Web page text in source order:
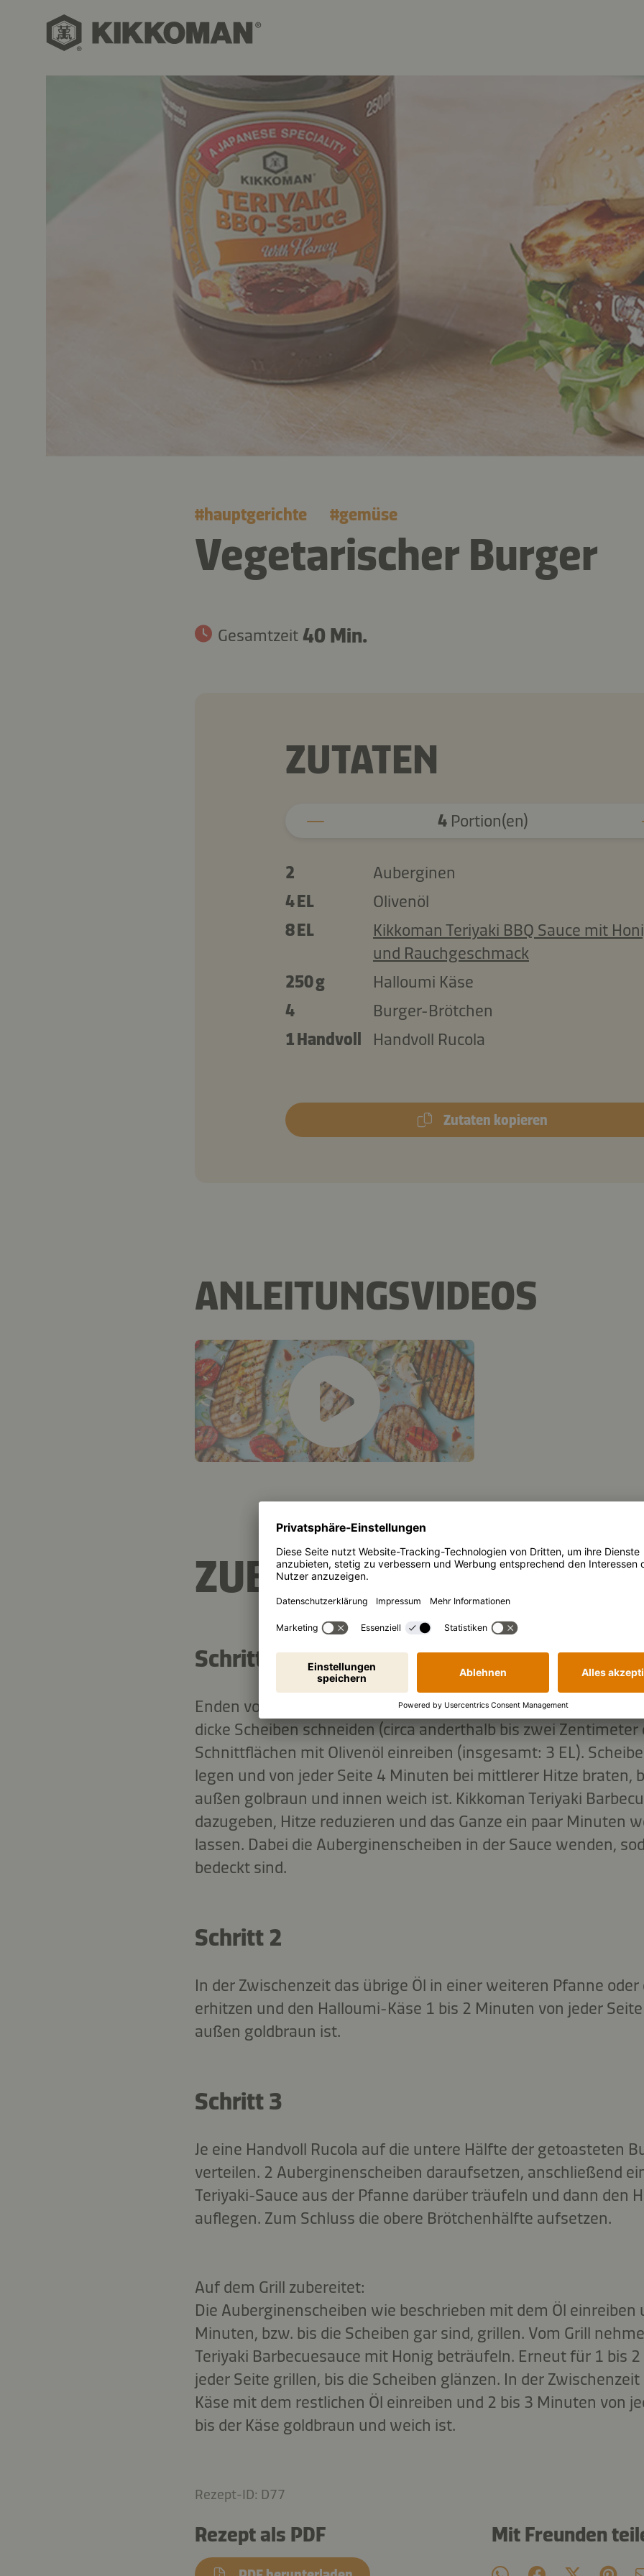
#hauptgerichte #gemüse
Vegetarischer Burger
Gesamtzeit 40 Min.
ZUTATEN
4Portion(en)
2
Auberginen
4 EL
Olivenöl
8 EL
Kikkoman Teriyaki BBQ Sauce mit
und Rauchgeschmack
250 g
Halloumi Käse
4
Burger-Brötchen
1 Handvoll
Handvoll Rucola
Zutaten kopieren
ANLEITUNGSVIDEOS
ZUBEREITUNG
Schritt 1
Enden von der Aubergine abschneiden und entsorgen.
dicke Scheiben schneiden (circa anderthalb bis zwei Zentimeter
Schnittflächen mit Olivenöl einreiben (insgesamt: 3 EL).
legen und von jeder Seite 4 Minuten bei mittlerer Hitze braten,
außen golbraun und innen weich ist. Kikkoman Teriyaki
dazugeben, Hitze reduzieren und das Ganze ein paar Minuten
lassen. Dabei die Auberginenscheiben in der Sauce wenden,
bedeckt sind.
Schritt 2
In der Zwischenzeit das übrige Öl in einer weiteren Pfanne
erhitzen und den Halloumi-Käse 1 bis 2 Minuten von jeder
außen goldbraun ist.
Schritt 3
Je eine Handvoll Rucola auf die untere Hälfte der getoasteten
verteilen. 2 Auberginenscheiben daraufsetzen, anschließend
Teriyaki-Sauce aus der Pfanne darüber träufeln und dann den
auflegen. Zum Schluss die obere Brötchenhälfte aufsetzen.
Auf dem Grill zubereitet:
Die Auberginenscheiben wie beschrieben mit dem Öl einreiben
Minuten, bzw. bis die Scheiben gar sind, grillen. Vom Grill
Teriyaki Barbecuesauce mit Honig beträufeln. Erneut für 1 bis
jeder Seite grillen, bis die Scheiben glänzen. In der
Käse mit dem restlichen Öl einreiben und 2 bis 3 Minuten von
bis der Käse goldbraun und weich ist.
Rezept-ID: D77
Rezept als PDF Mit Freunden